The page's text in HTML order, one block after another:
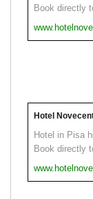
Book directly
Hotel
Hotel in Pisa
Book directly